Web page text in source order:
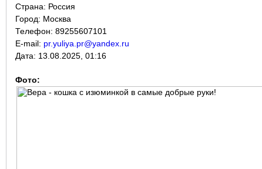
Страна: Россия
Город: Москва
Телефон: 89255607101
E-mail: pr.yuliya.pr@yandex.ru
Дата: 13.08.2025, 01:16
Фото: